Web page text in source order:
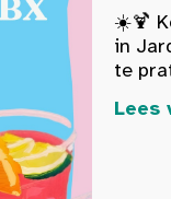
☀️🍹
in
te
Lees